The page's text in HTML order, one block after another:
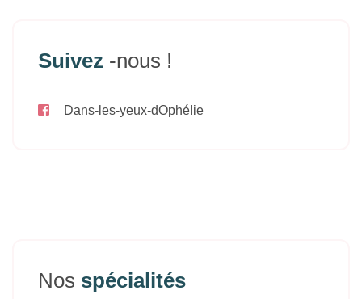
Suivez -nous !
Dans-les-yeux-dOphélie
Nos spécialités